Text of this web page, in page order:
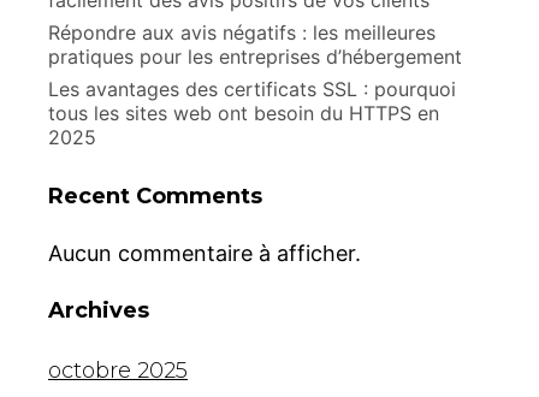
Répondre aux avis négatifs : les meilleures
pratiques pour les entreprises d’hébergement
Les avantages des certificats SSL : pourquoi
tous les sites web ont besoin du HTTPS en
2025
Recent Comments
Aucun commentaire à afficher.
Archives
octobre 2025